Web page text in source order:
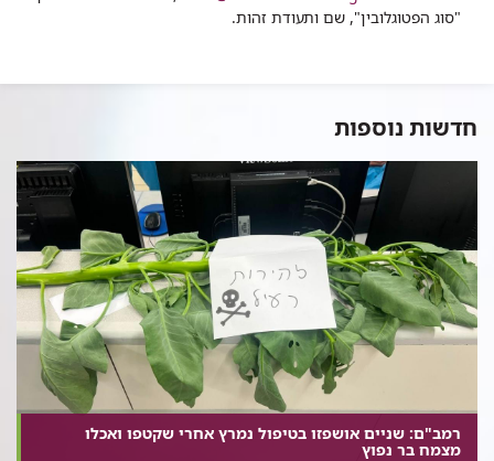
"סוג הפטוגלובין", שם ותעודת זהות.​
חדשות נוספות
רמב"ם: שניים אושפזו בטיפול נמרץ אחרי שקטפו ואכלו
מצמח בר נפוץ